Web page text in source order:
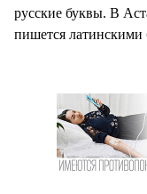
русские буквы. В
пишется латинскими